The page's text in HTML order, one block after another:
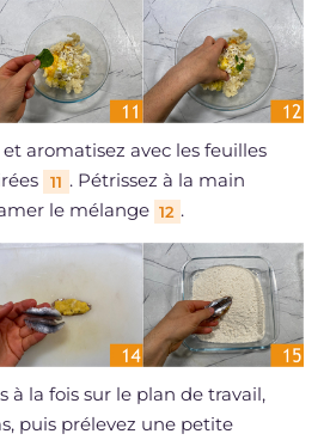
et aromatisez avec les feuilles
11 . Pétrissez à la main
le mélange 12 .
à la fois sur le plan de travail,
puis prélevez une petite